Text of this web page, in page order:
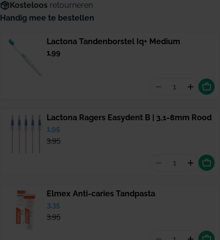
Kosteloos retourneren
Handig mee te bestellen
Lactona Tandenborstel Iq+ Medium
Normale
1,99
Aantal
Lactona Ragers Easydent B | 3,1-8mm Rood
Verkoopprijs
1,95
Normale
prijs
3,95
Aantal
Elmex Anti-caries Tandpasta
Verkoopprijs
3,35
Normale
prijs
3,95